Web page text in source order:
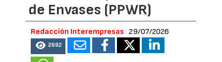
de Envases (PPWR)
Redacción Interempresas 29/07/2026
2692